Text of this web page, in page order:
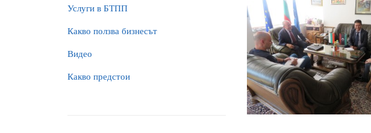
Услуги в БТПП
Какво ползва бизнесът
Видео
Какво предстои